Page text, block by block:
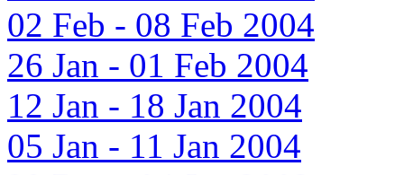
02 Feb - 08 Feb 2004
26 Jan - 01 Feb 2004
12 Jan - 18 Jan 2004
05 Jan - 11 Jan 2004